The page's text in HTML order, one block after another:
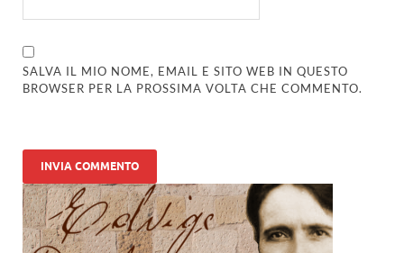
SALVA IL MIO NOME, EMAIL E SITO WEB IN QUESTO
BROWSER PER LA PROSSIMA VOLTA CHE COMMENTO.